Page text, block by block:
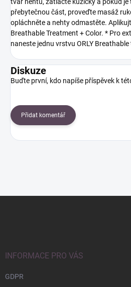
tvar nehtů, zatlačte kůžičky a pokud
přebytečnou část, proveďte masáž
opláchněte a nehty odmastěte.
Breathable Treatment + Color. * Pro
naneste jednu vrstvu ORLY
Diskuze
Buďte první, kdo napíše příspěvek k
Přidat komentář
INFORMACE PRO VÁS
GDPR